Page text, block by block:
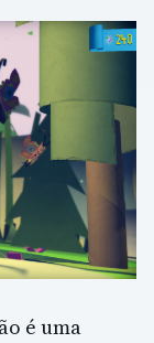
é uma